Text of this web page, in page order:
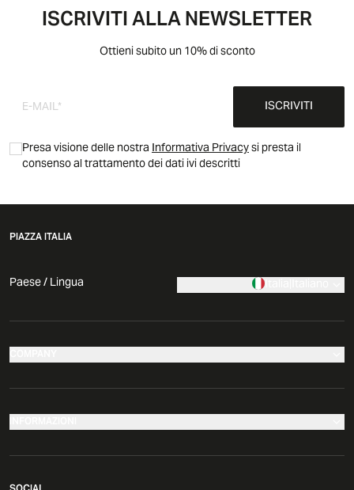
ISCRIVITI ALLA NEWSLETTER
Ottieni subito un 10% di sconto
ISCRIVITI
Presa visione delle nostraInformativa Privacysi presta il
consenso al trattamento dei dati ivi descritti
PIAZZA ITALIA
Paese / Lingua Italia|Italiano
I nostri negozi
Azienda